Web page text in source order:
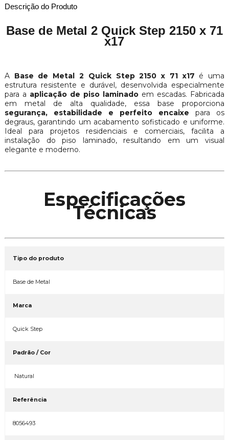
Descrição do Produto
Base de Metal 2 Quick Step 2150 x 71
x17
A Base de Metal 2 Quick Step 2150 x 71 x17 é uma
estrutura resistente e durável, desenvolvida especialmente
para a aplicação de piso laminado em escadas. Fabricada
em metal de alta qualidade, essa base proporciona
segurança, estabilidade e perfeito encaixe para os
degraus, garantindo um acabamento sofisticado e uniforme.
Ideal para projetos residenciais e comerciais, facilita a
instalação do piso laminado, resultando em um visual
elegante e moderno.
Especificações
Técnicas
Tipo do produto
Base de Metal
Marca
Quick Step
Padrão / Cor
Natural
Referência
8056493